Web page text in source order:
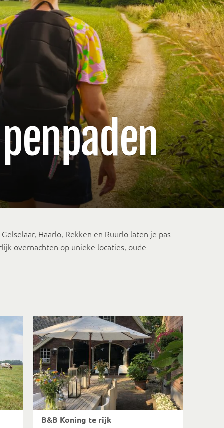
Haarlo, Rekken en Ruurlo laten je pas
overnachten op unieke locaties, oude
B&B Koning te rijk